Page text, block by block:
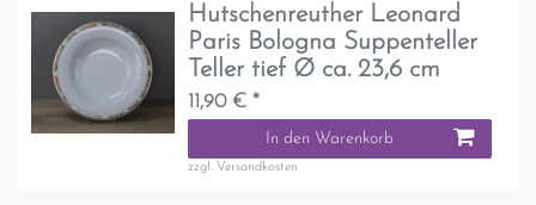
Hutschenreuther Leonard
Paris Bologna Suppenteller
Teller tief Ø ca. 23,6 cm
11,90 € *
In den Warenkorb
zzgl. Versandkosten